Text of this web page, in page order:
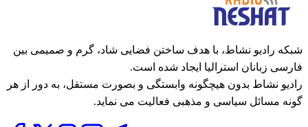
شبکه رادیو نشاط، با هدف ساختن فضایی شاد، گرم و صمیمی بین
فارسی زبانان استرالیا ایجاد شده است.
رادیو نشاط بدون هیچگونه وابستگی و بصورت مستقل، به دور از هر
گونه مسائل سیاسی و مذهبی فعالیت می نماید.